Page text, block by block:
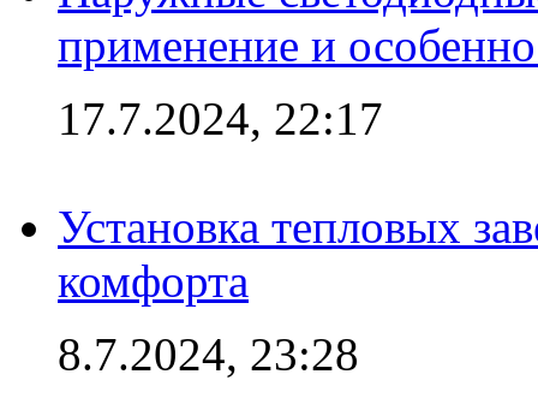
применение и
17.7.2024, 22:17
Установка тепловых
комфорта
8.7.2024, 23:28